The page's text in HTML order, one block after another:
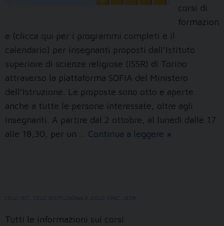
corsi di
formazion
e (clicca qui per i programmi completi e il
calendario) per insegnanti proposti dall’Istituto
superiore di scienze religiose (ISSR) di Torino
attraverso la piattaforma SOFIA del Ministero
dell’Istruzione. Le proposte sono otto e aperte
anche a tutte le persone interessate, oltre agli
insegnanti. A partire dal 2 ottobre, al lunedì dalle 17
alle 18,30, per un … Continua a leggere Corsi
»
CICLO IST. CICLO ISTITUZIONALE
Tutti le informazioni sui corsi